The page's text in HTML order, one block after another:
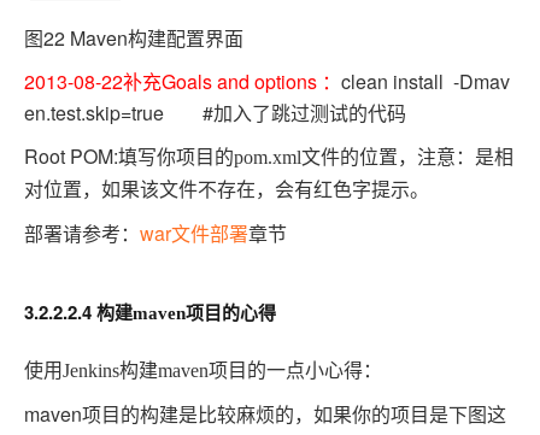
图22 Maven构建配置界面
2013-08-22补充Goals and options ： clean install -Dmav
en.test.skip=true #加入了跳过测试的代码
Root POM:填写你项目的pom.xml文件的位置，注意：是相
对位置，如果该文件不存在，会有红色字提示。
部署请参考： war文件部署章节
3.2.2.2.4 构建maven项目的心得
使用Jenkins构建maven项目的一点小心得：
maven项目的构建是比较麻烦的，如果你的项目是下图这